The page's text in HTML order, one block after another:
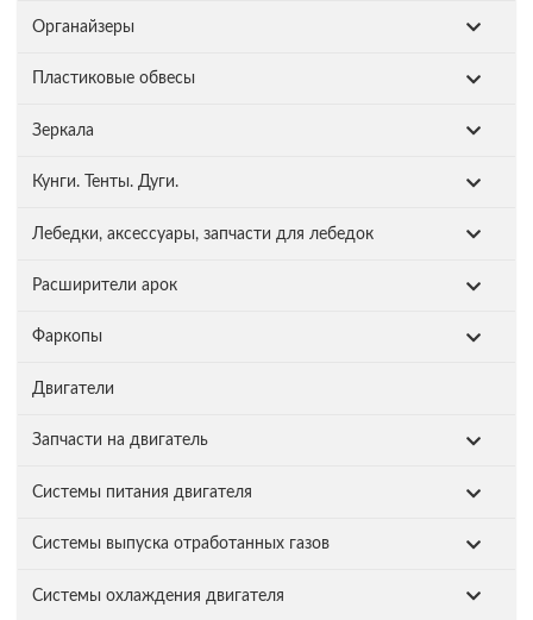
Органайзеры
Пластиковые обвесы
Зеркала
Кунги. Тенты. Дуги.
Лебедки, аксессуары, запчасти для лебедок
Расширители арок
Фаркопы
Двигатели
Запчасти на двигатель
Системы питания двигателя
Системы выпуска отработанных газов
Системы охлаждения двигателя